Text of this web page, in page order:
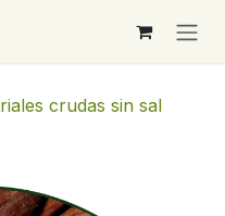
crudas sin sal